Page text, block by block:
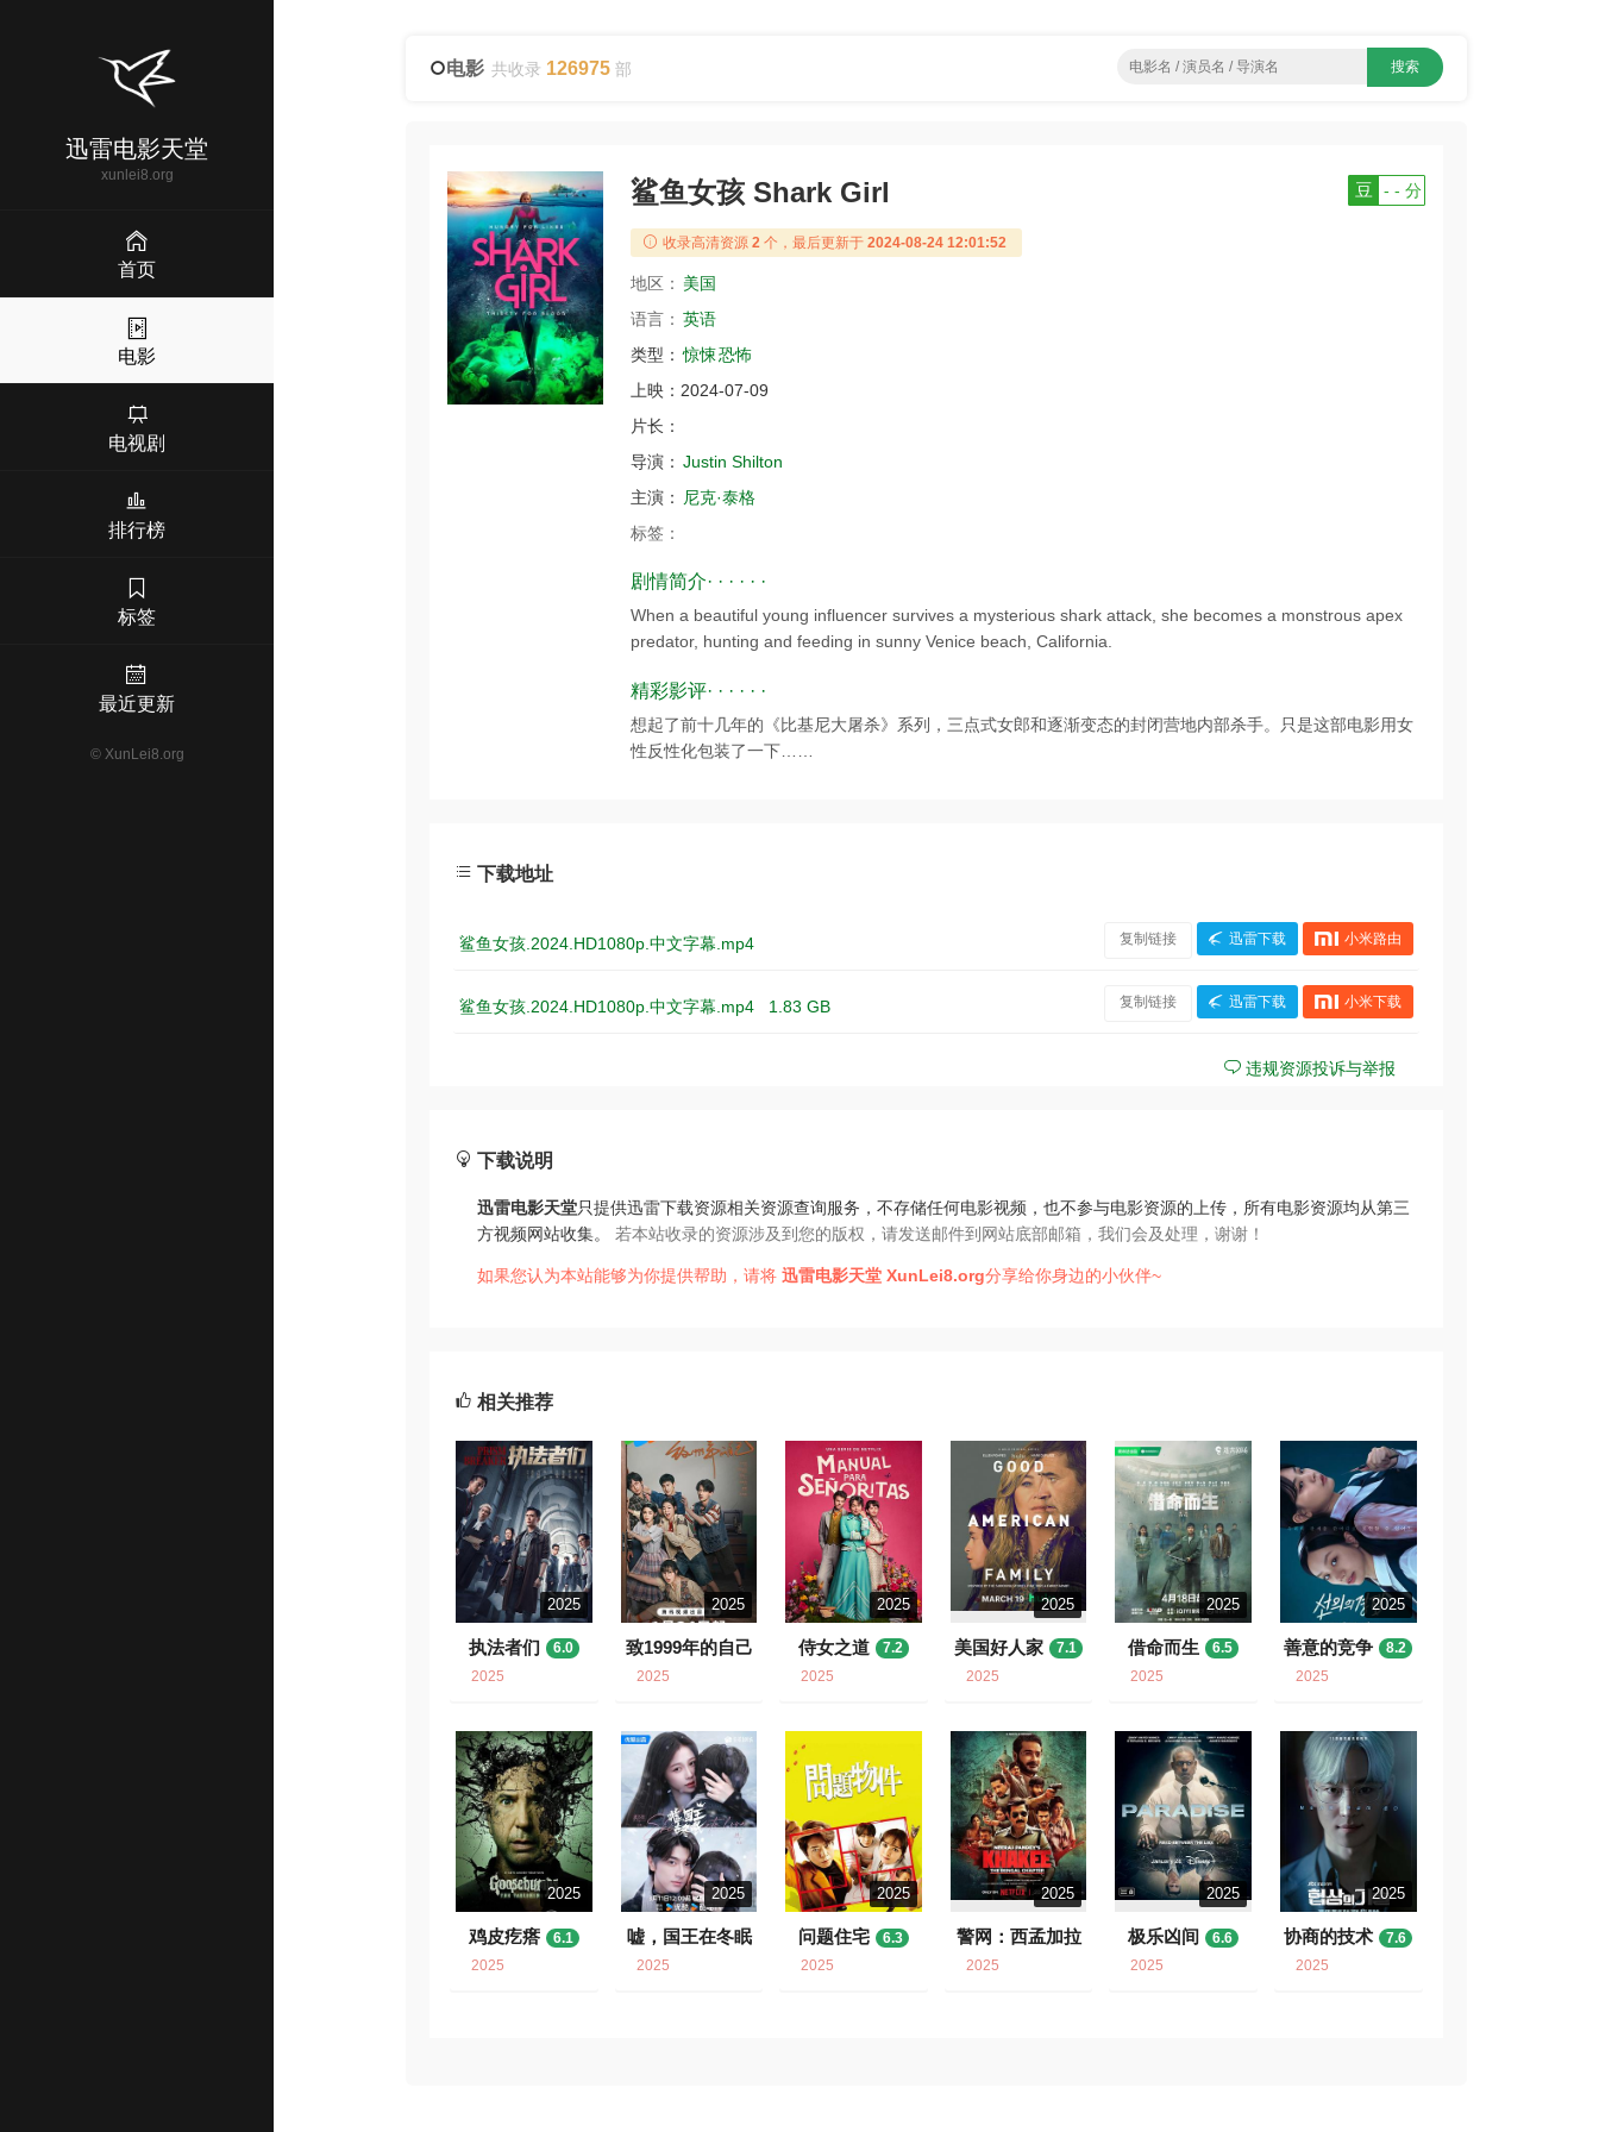
迅雷电影天堂
xunlei8.org
首页
电影
电视剧
排行榜
标签
最近更新
© XunLei8.org
电影 共收录 126975 部
鲨鱼女孩 Shark Girl 豆 - - 分
收录高清资源 2 个，最后更新于 2024-08-24 12:01:52
地区： 美国
语言： 英语
类型： 惊悚恐怖
上映： 2024-07-09
片长：
导演： Justin Shilton
主演：
尼克·泰格
标签：
剧情简介· · · · · ·
When a beautiful young influencer survives a mysterious shark attack, she becomes a monstrous apex
predator, hunting and feeding in sunny Venice beach, California.
精彩影评· · · · · ·
想起了前十几年的《比基尼大屠杀》系列，三点式女郎和逐渐变态的封闭营地内部杀手。只是这部电影用女
性反性化包装了一下……
下载地址
鲨鱼女孩.2024.HD1080p.中文字幕.mp4 复制链接 迅雷下载 小米路由
鲨鱼女孩.2024.HD1080p.中文字幕.mp4 1.83 GB 复制链接 迅雷下载 小米下载
违规资源投诉与举报
下载说明
迅雷电影天堂只提供迅雷下载资源相关资源查询服务，不存储任何电影视频，也不参与电影资源的上传，所有电影资源均从第三
方视频网站收集。 若本站收录的资源涉及到您的版权，请发送邮件到网站底部邮箱，我们会及处理，谢谢！
如果您认为本站能够为你提供帮助，请将迅雷电影天堂 XunLei8.org分享给你身边的小伙伴~
相关推荐
2025
执法者们
6.0
2025
2025
致1999年的自己
2025
2025
侍女之道
7.2
2025
2025
美国好人家
7.1
2025
2025
借命而生
6.5
2025
2025
善意的竞争
8.2
2025
2025
鸡皮疙瘩
6.1
2025
2025
嘘，国王在冬眠
2025
2025
问题住宅
6.3
2025
2025
警网：西孟加拉
邦篇
2025
2025
极乐凶间
6.6
2025
2025
协商的技术
7.6
2025